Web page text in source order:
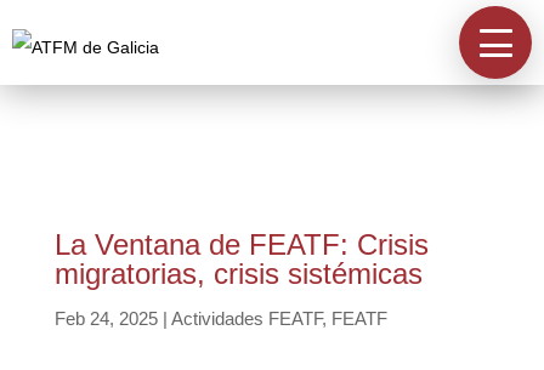
Acreditación
La Ventana de FEATF: Crisis
migratorias, crisis sistémicas
Feb 24, 2025| Actividades FEATF, FEATF